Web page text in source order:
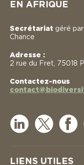
EN AFRIQUE
Secrétariat géré
Chance
Adresse :
2 rue du Fret, 75018
Contactez-nous
LIENS UTILES